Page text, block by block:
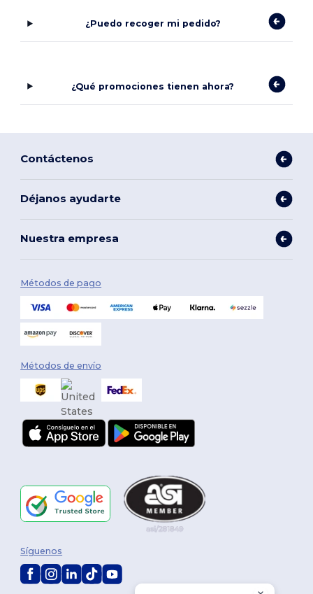
¿Puedo recoger mi pedido?
¿Qué promociones tienen ahora?
Contáctenos
Déjanos ayudarte
Nuestra empresa
Métodos de pago
Métodos de envío
Síguenos